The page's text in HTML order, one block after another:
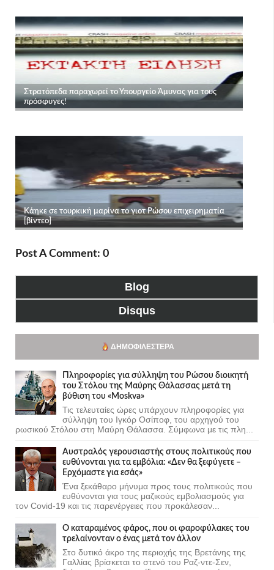
Post A Comment: 0
Blog
Disqus
ΔΗΜΟΦΙΛΈΣΤΕΡΑ
Πληροφορίες για σύλληψη του Ρώσου διοικητή
του Στόλου της Mαύρης Θάλασσας μετά τη
βύθιση του «Moskva»
Τις τελευταίες ώρες υπάρχουν πληροφορίες για
σύλληψη του Ιγκόρ Οσίποφ, του αρχηγού του
ρωσικού Στόλου στη Μαύρη Θάλασσα. Σύμφωνα με τις πλη...
Αυστραλός γερουσιαστής στους πολιτικούς που
ευθύνονται για τα εμβόλια: «Δεν θα ξεφύγετε –
Ερχόμαστε για εσάς»
Ένα ξεκάθαρο μήνυμα προς τους πολιτικούς που
ευθύνονται για τους μαζικούς εμβολιασμούς για
τον Covid-19 και τις παρενέργειες που προκάλεσαν...
Ο καταραμένος φάρος, που οι φαροφύλακες του
τρελαίνονταν ο ένας μετά τον άλλον
Στο δυτικό άκρο της περιοχής της Βρετάνης της
Γαλλίας βρίσκεται το στενό του Ραζ-ντε-Σεν,